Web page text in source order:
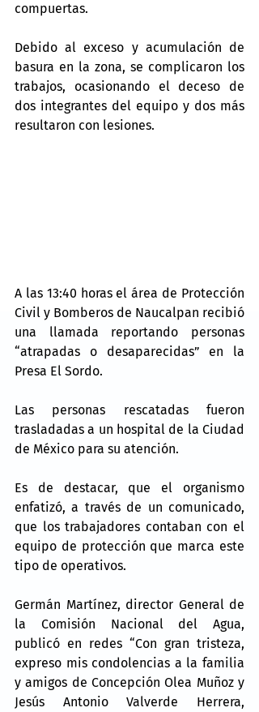
compuertas.
Debido al exceso y acumulación de
basura en la zona, se complicaron los
trabajos, ocasionando el deceso de
dos integrantes del equipo y dos más
resultaron con lesiones.
A las 13:40 horas el área de Protección
Civil y Bomberos de Naucalpan recibió
una llamada reportando personas
“atrapadas o desaparecidas” en la
Presa El Sordo.
Las personas rescatadas fueron
trasladadas a un hospital de la Ciudad
de México para su atención.
Es de destacar, que el organismo
enfatizó, a través de un comunicado,
que los trabajadores contaban con el
equipo de protección que marca este
tipo de operativos.
Germán Martínez, director General de
la Comisión Nacional del Agua,
publicó en redes “Con gran tristeza,
expreso mis condolencias a la familia
y amigos de Concepción Olea Muñoz y
Jesús Antonio Valverde Herrera,